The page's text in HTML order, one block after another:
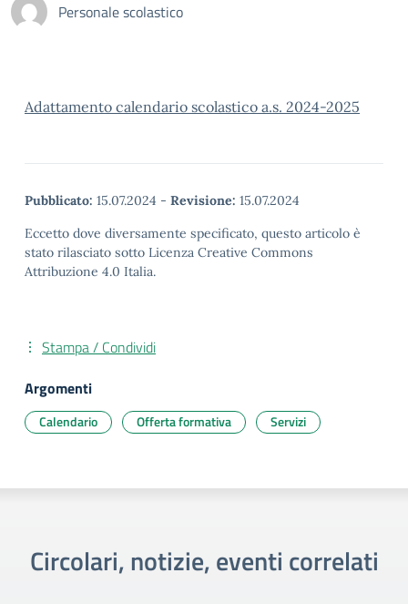
Personale scolastico
Adattamento calendario scolastico a.s. 2024-2025
Pubblicato: 15.07.2024 - Revisione: 15.07.2024
Eccetto dove diversamente specificato, questo articolo è
stato rilasciato sotto Licenza Creative Commons
Attribuzione 4.0 Italia.
Stampa / Condividi
Argomenti
Calendario Offerta formativa Servizi
Circolari, notizie, eventi correlati